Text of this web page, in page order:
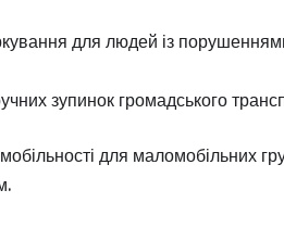
для людей із
зупинок громадського
для маломобільних